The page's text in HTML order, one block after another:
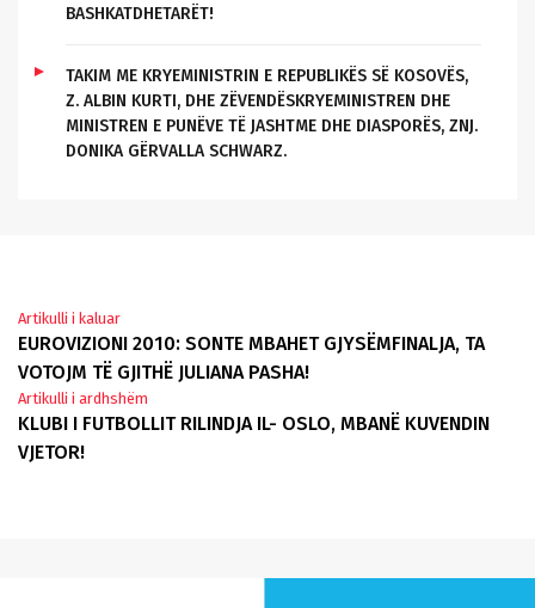
BASHKATDHETARËT!
TAKIM ME KRYEMINISTRIN E REPUBLIKËS SË KOSOVËS,
Z. ALBIN KURTI, DHE ZËVENDËSKRYEMINISTREN DHE
MINISTREN E PUNËVE TË JASHTME DHE DIASPORËS, ZNJ.
DONIKA GËRVALLA SCHWARZ.
Innleggsnavigasjon
Artikulli i kaluar
EUROVIZIONI 2010: SONTE MBAHET GJYSËMFINALJA, TA
VOTOJM TË GJITHË JULIANA PASHA!
Artikulli i ardhshëm
KLUBI I FUTBOLLIT RILINDJA IL- OSLO, MBANË KUVENDIN
VJETOR!